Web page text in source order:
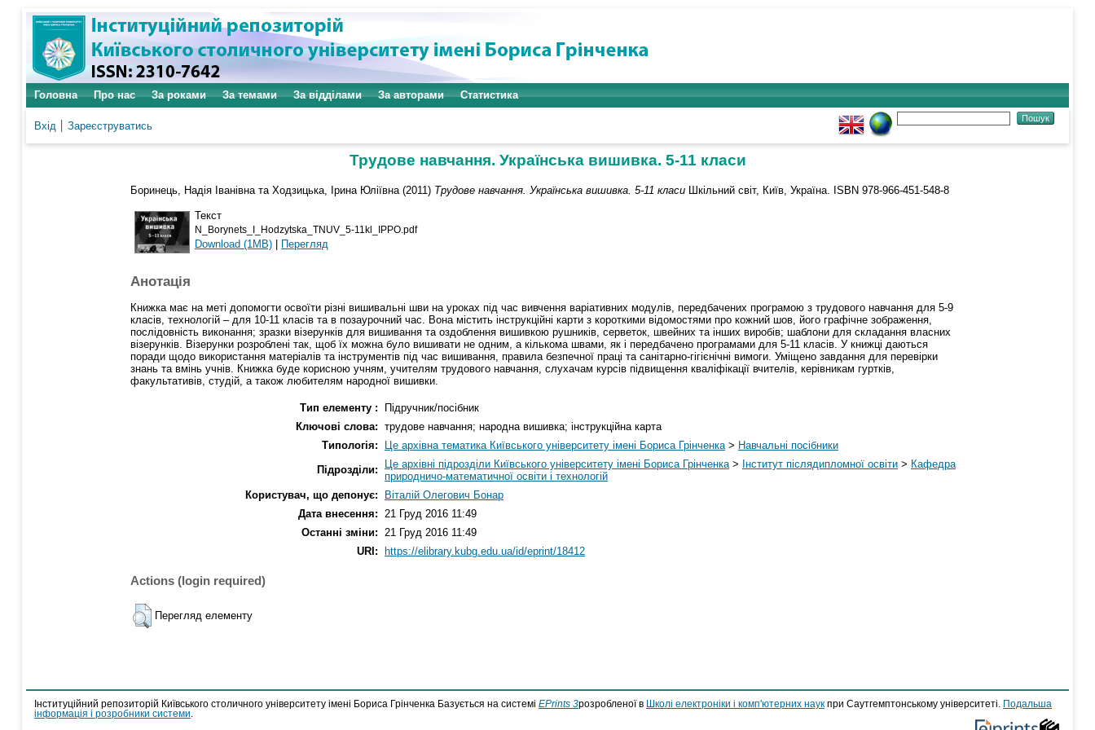
Головна Про нас За роками За темами За відділами За авторами Статистика
Вхід Зареєструватись
Трудове навчання. Українська вишивка. 5-11 класи
Боринець, Надія Іванівна та Ходзицька, Ірина Юліївна (2011) Трудове навчання. Українська вишивка. 5-11 класи Шкільний світ, Київ, Україна. ISBN 978-966-451-548-8
Текст
N_Borynets_I_Hodzytska_TNUV_5-11kl_IPPO.pdf
Download (1MB) | Перегляд
Анотація
Книжка має на меті допомогти освоїти різні вишивальні шви на уроках під час вивчення варіативних модулів, передбачених програмою з трудового навчання для 5-9
класів, технологій – для 10-11 класів та в позаурочний час. Вона містить інструкційні карти з короткими відомостями про кожний шов, його графічне зображення,
послідовність виконання; зразки візерунків для вишивання та оздоблення вишивкою рушників, серветок, швейних та інших виробів; шаблони для складання власних
візерунків. Візерунки розроблені так, щоб їх можна було вишивати не одним, а кількома швами, як і передбачено програмами для 5-11 класів. У книжці даються
поради щодо використання матеріалів та інструментів під час вишивання, правила безпечної праці та санітарно-гігієнічні вимоги. Уміщено завдання для перевірки
знань та вмінь учнів. Книжка буде корисною учням, учителям трудового навчання, слухачам курсів підвищення кваліфікації вчителів, керівникам гуртків,
факультативів, студій, а також любителям народної вишивки.
Тип елементу :
Підручник/посібник
Ключові слова: трудове навчання; народна вишивка; інструкційна карта
Типологія:
Це архівна тематика Київського університету імені Бориса Грінченка > Навчальні посібники
Підрозділи:
Це архівні підрозділи Київського університету імені Бориса Грінченка > Інститут післядипломної освіти > Кафедра
природничо-математичної освіти і технологій
Користувач, що депонує:
Віталій Олегович Бонар
Дата внесення:
21 Груд 2016 11:49
Останні зміни:
21 Груд 2016 11:49
URI:
https://elibrary.kubg.edu.ua/id/eprint/18412
Actions (login required)
Перегляд елементу
Інституційний репозиторій Київського столичного університету імені Бориса Грінченка Базується на системі EPrints 3розробленої в Школі електроніки і комп'ютерних наук при Саутгемптонському університеті.
Подальша
інформація і розробники системи